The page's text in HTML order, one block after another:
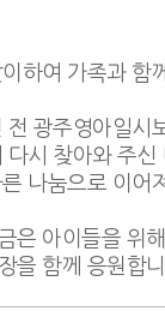
하여 가족과 함
광주영아일시
시 찾아와 주
나눔으로 이어
은 아이들을 위
을 함께 응원합